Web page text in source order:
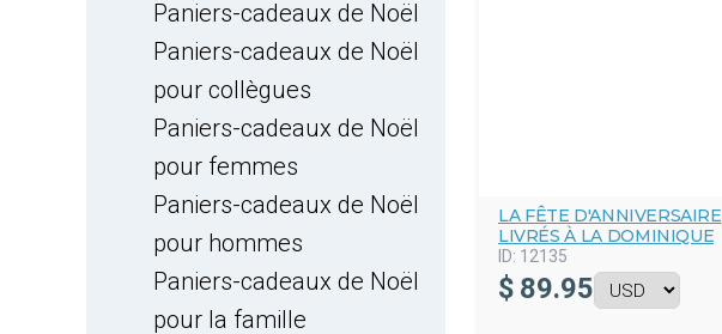
Paniers-cadeaux de Noël
Paniers-cadeaux de Noël
pour collègues
Paniers-cadeaux de Noël
pour femmes
Paniers-cadeaux de Noël
pour hommes
Paniers-cadeaux de Noël
pour la famille
LA FÊTE D'ANNIVERSAIRE
LIVRÉS À LA DOMINIQUE
ID: 12135
$ 89.95